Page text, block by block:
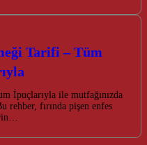
Tarifi – Tüm
İpuçlarıyla ile mutfağınızda
rehber, fırında pişen enfes